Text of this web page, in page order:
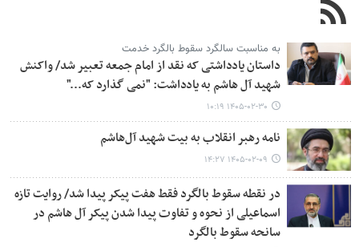
به مناسبت سالگرد سقوط بالگرد خدمت
داستان یادداشتی که نقد از امام جمعه تعبیر شد/ واکنش
شهید آل هاشم به یادداشت: "نمی گذارد که..."
۱۴۰۵-۰۲-۳۰ ۱۰:۱۹
نامه رهبر انقلاب به بیت شهید آل‌هاشم
۱۴۰۵-۰۲-۰۹ ۱۴:۲۷
در نقطه سقوط بالگرد فقط هفت پیکر پیدا شد/ روایت تازه
اسماعیلی از نحوه و تفاوت پیدا شدن پیکر آل هاشم در
سانحه سقوط بالگرد